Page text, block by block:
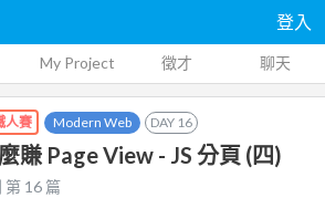
登入
My Project 徵才 聊天
人賽 Modern Web DAY 16
賺 Page View - JS 分頁 (四)
第 16 篇